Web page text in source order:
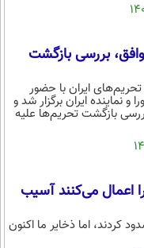
ملل با ۱۱ رأی موافق، بررسی بازگشت
ایران با حضور
شورا و نماینده ایران برگزار شد و
با ۱۱ رأی موافق بررسی بازگشت تحریم‌ها علیه
اعمال می‌کنند آسیب
مسدود کردند، اما ذخایر ما اکنون